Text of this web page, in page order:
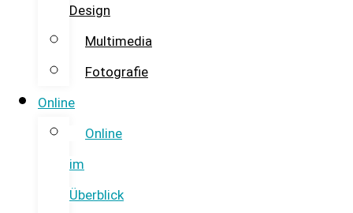
Design
Multimedia
Fotografie
Online
Online
im
Überblick